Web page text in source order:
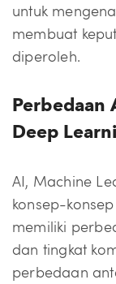
untuk
membuat
diperoleh.
Perbedaan
Deep
AI, Machine
konsep-
memiliki
dan tingkat
perbedaan